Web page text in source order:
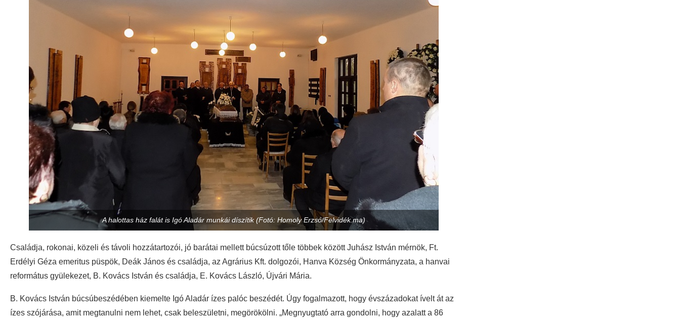
A halottas ház falát is Igó Aladár munkái díszítik (Fotó: Homoly Erzsó/Felvidék.ma)
Családja, rokonai, közeli és távoli hozzátartozói, jó barátai mellett búcsúzott tőle többek között Juhász István mérnök, Ft.
Erdélyi Géza emeritus püspök, Deák János és családja, az Agrárius Kft. dolgozói, Hanva Község Önkormányzata, a hanvai
református gyülekezet, B. Kovács István és családja, E. Kovács László, Újvári Mária.
B. Kovács István búcsúbeszédében kiemelte Igó Aladár ízes palóc beszédét. Úgy fogalmazott, hogy évszázadokat ívelt át az
ízes szójárása, amit megtanulni nem lehet, csak beleszületni, megörökölni. „Megnyugtató arra gondolni, hogy azalatt a 86